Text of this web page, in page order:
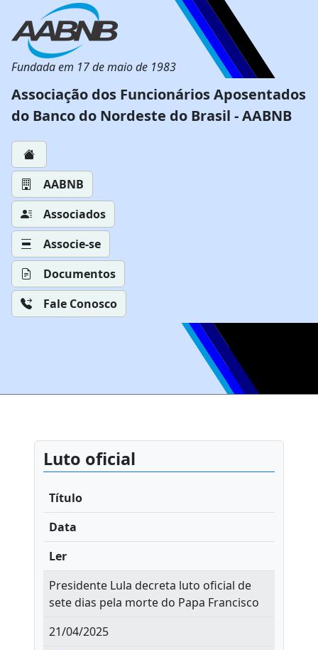
Fundada em 17 de maio de 1983
Associação dos Funcionários Aposentados
do Banco do Nordeste do Brasil - AABNB
AABNB
Associados
Associe-se
Documentos
Fale Conosco
Luto oficial
Título
Data
Ler
Presidente Lula decreta luto oficial de
sete dias pela morte do Papa Francisco
21/04/2025